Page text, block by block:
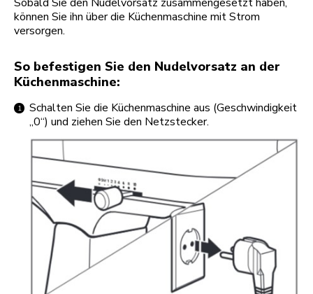
können Sie ihn über die Küchenmaschine mit Strom
versorgen.
So befestigen Sie den Nudelvorsatz an der
Küchenmaschine:
Schalten Sie die Küchenmaschine aus (Geschwindigkeit
„0“) und ziehen Sie den Netzstecker.